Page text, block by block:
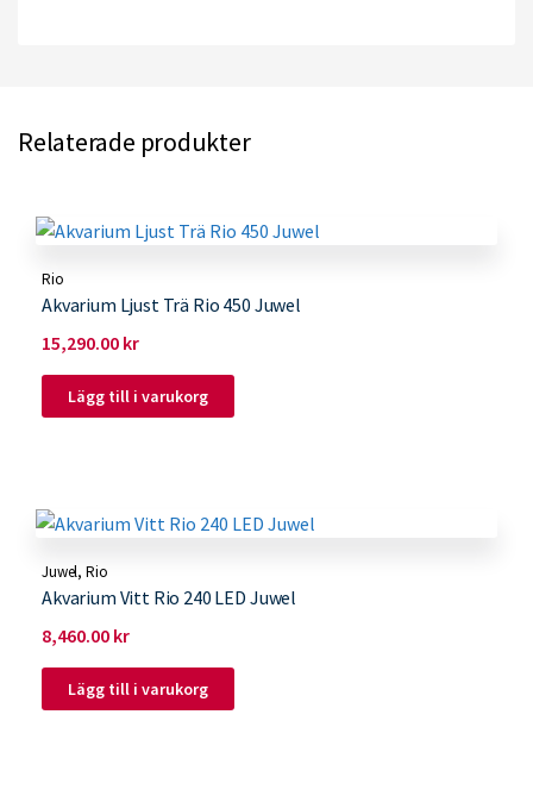
Relaterade produkter
Rio
Akvarium Ljust Trä Rio 450 Juwel
15,290.00 kr
Lägg till i varukorg
Juwel,Rio
Akvarium Vitt Rio 240 LED Juwel
8,460.00 kr
Lägg till i varukorg